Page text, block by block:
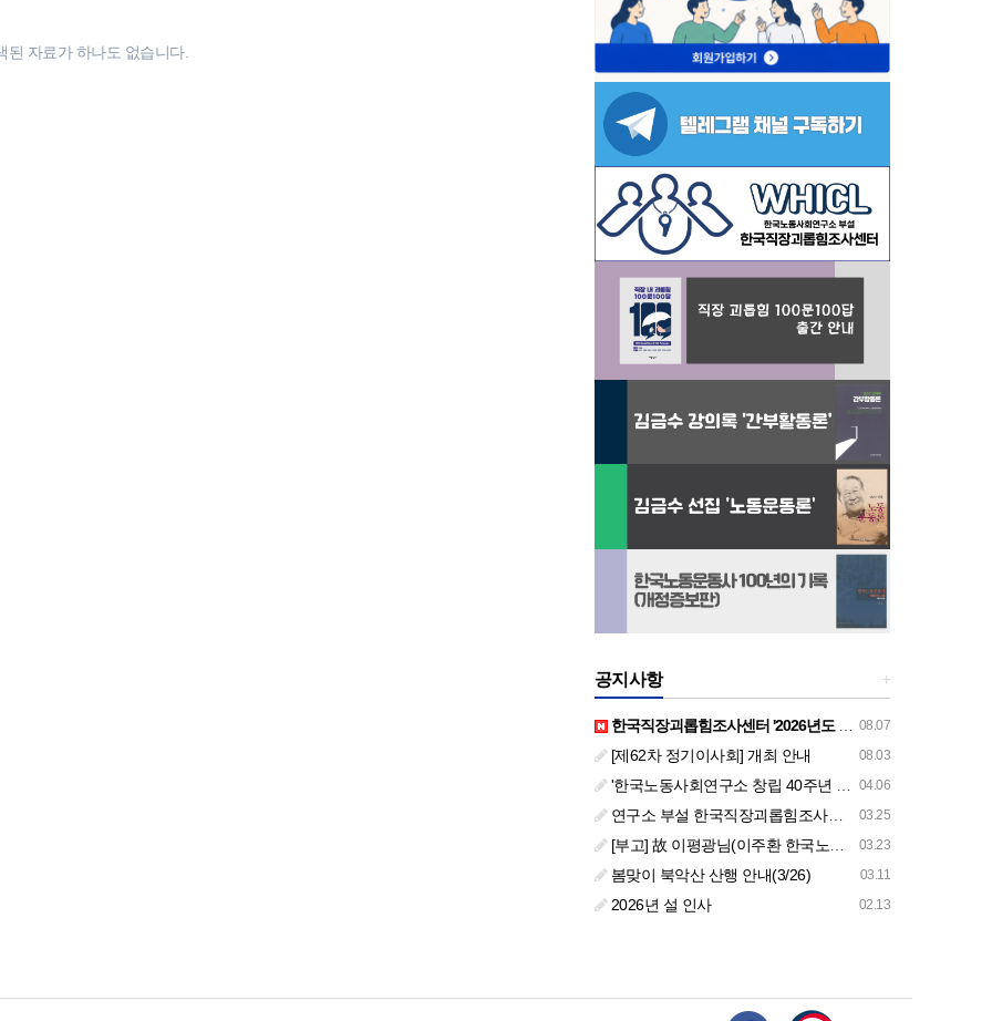
된 자료가 하나도 없습니다.
+
공지사항
08.07
한국직장괴롭힘조사센터 '2026년도 하반기 주요 사업 안내' (교육/컨설팅)
08.03
[제62차 정기이사회] 개최 안내
04.06
'한국노동사회연구소 창립 40주년 기념 행사 안내'
03.25
연구소 부설 한국직장괴롭힘조사센터 '2026년도 주요 사업 안내' (교육/컨설팅)
03.23
[부고] 故 이평광님(이주환 한국노동사회연구소 부소장 부친상)
03.11
봄맞이 북악산 산행 안내(3/26)
02.13
2026년 설 인사